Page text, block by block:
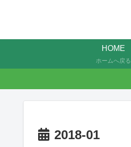
HOME
ホームへ戻る
2018-01